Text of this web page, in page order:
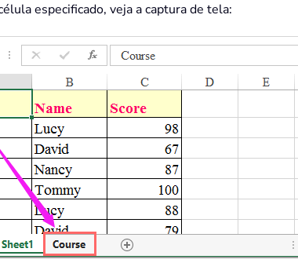
especificado, veja a captura de tela: